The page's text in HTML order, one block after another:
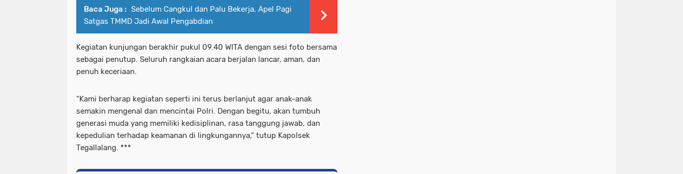
Baca Juga : Sebelum Cangkul dan Palu Bekerja, Apel Pagi
Satgas TMMD Jadi Awal Pengabdian
Kegiatan kunjungan berakhir pukul 09.40 WITA dengan sesi foto bersama
sebagai penutup. Seluruh rangkaian acara berjalan lancar, aman, dan
penuh keceriaan.
“Kami berharap kegiatan seperti ini terus berlanjut agar anak-anak
semakin mengenal dan mencintai Polri. Dengan begitu, akan tumbuh
generasi muda yang memiliki kedisiplinan, rasa tanggung jawab, dan
kepedulian terhadap keamanan di lingkungannya,” tutup Kapolsek
Tegallalang. ***